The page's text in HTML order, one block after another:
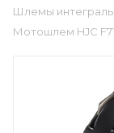
Шлемы интегралы
Мотошлем HJC